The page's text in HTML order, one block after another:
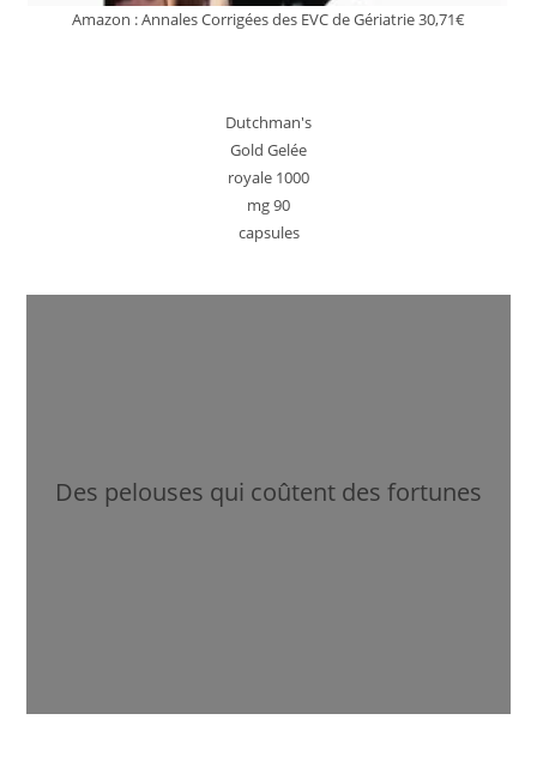
Amazon : Annales Corrigées des EVC de Gériatrie 30,71€
Dutchman's
Gold Gelée
royale 1000
mg 90
capsules
Des pelouses qui coûtent des fortunes